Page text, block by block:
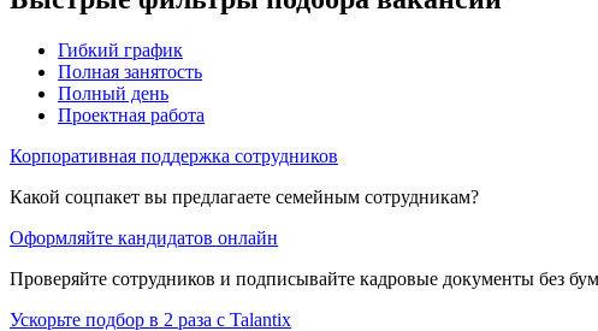
Гибкий график
Полная занятость
Полный день
Проектная работа
Корпоративная поддержка сотрудников
Какой соцпакет вы предлагаете семейным сотрудникам?
Оформляйте кандидатов онлайн
Проверяйте сотрудников и подписывайте кадровые документы без
Ускорьте подбор в 2 раза с Talantix